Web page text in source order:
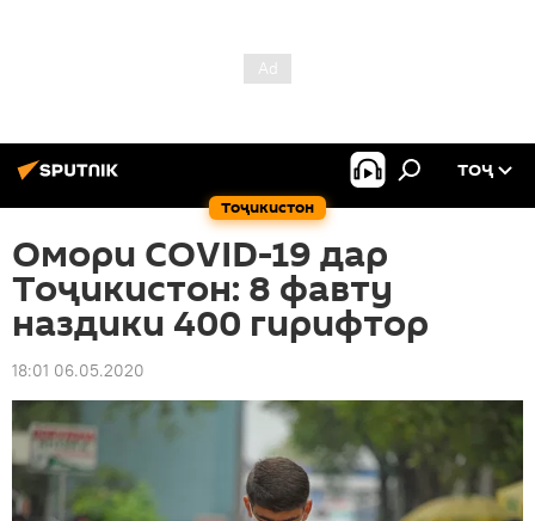
Тоҷикистон
ТОҶ
Омори COVID-19 дар
Тоҷикистон: 8 фавту
наздики 400 гирифтор
18:01 06.05.2020